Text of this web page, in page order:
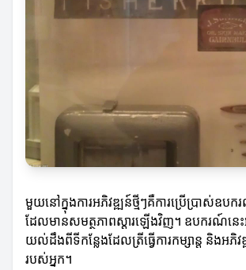
មួយនៅក្នុងការអភិវឌ្ឍន៍ថ្មីៗគឺការប្រើប្រាស់ឧបក
ដែលមានសមត្ថភាពស្ដារឡើងវិញ។ ឧបករណ៍នេ
យល់ដឹងពីទីកន្លែងដែលត្រីធ្វើការកម្សាន្ត និងអ
របស់អ្នក។